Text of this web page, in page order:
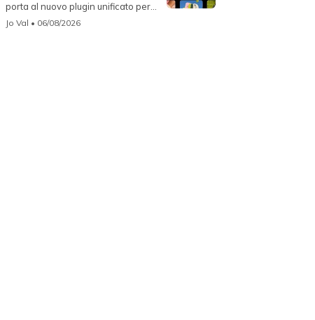
porta al nuovo plugin unificato per...
Jo Val • 06/08/2026